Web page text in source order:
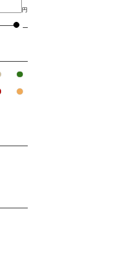
円